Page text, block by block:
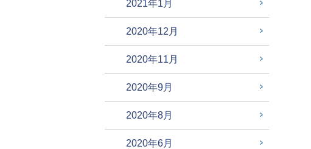
2021年1月
2020年12月
2020年11月
2020年9月
2020年8月
2020年6月